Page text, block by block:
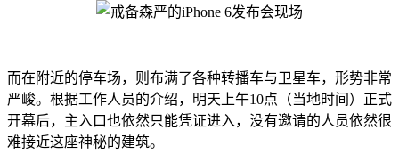
而在附近的停车场，则布满了各种转播车与卫星车，形势非常
严峻。根据工作人员的介绍，明天上午10点（当地时间）正式
开幕后，主入口也依然只能凭证进入，没有邀请的人员依然很
难接近这座神秘的建筑。